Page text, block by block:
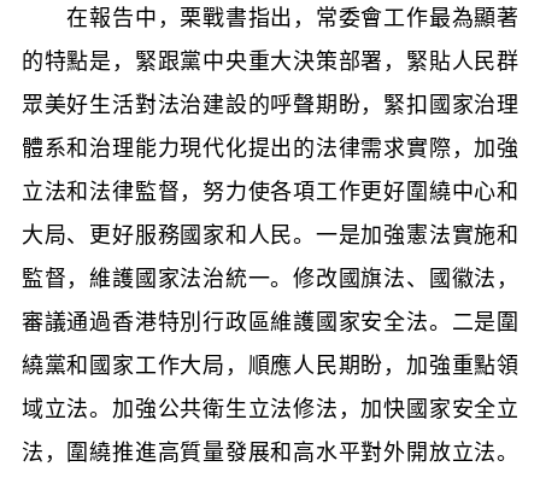
在報告中，栗戰書指出，常委會工作最為顯著
的特點是，緊跟黨中央重大決策部署，緊貼人民群
眾美好生活對法治建設的呼聲期盼，緊扣國家治理
體系和治理能力現代化提出的法律需求實際，加強
立法和法律監督，努力使各項工作更好圍繞中心和
大局、更好服務國家和人民。一是加強憲法實施和
監督，維護國家法治統一。修改國旗法、國徽法，
審議通過香港特別行政區維護國家安全法。二是圍
繞黨和國家工作大局，順應人民期盼，加強重點領
域立法。加強公共衛生立法修法，加快國家安全立
法，圍繞推進高質量發展和高水平對外開放立法。